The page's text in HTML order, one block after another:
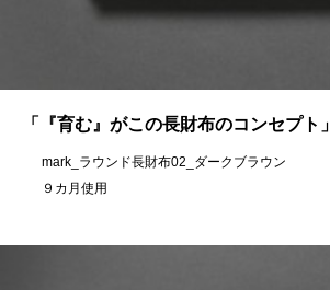
「『育む』がこの長財布のコンセプト」
mark_ラウンド長財布02_ダークブラウン
９カ月使用